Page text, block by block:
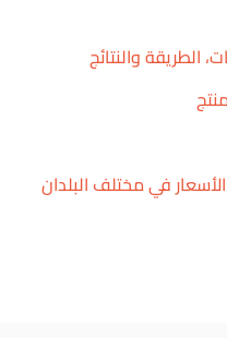
والنتائج
في مختلف البلدان